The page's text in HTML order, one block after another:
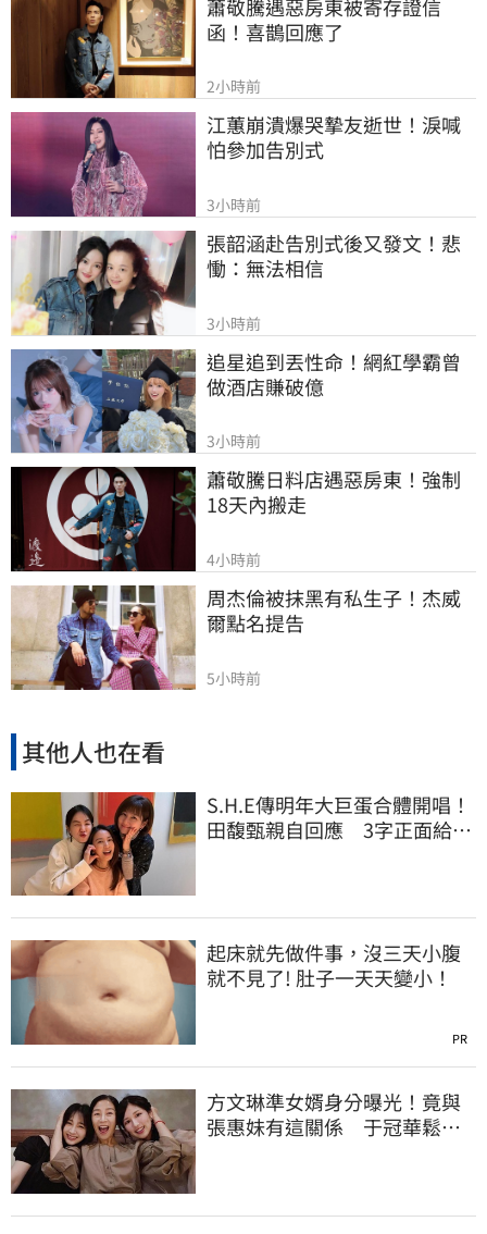
蕭敬騰遇惡房東被寄存證信
函！喜鵲回應了
2小時前
江蕙崩潰爆哭摯友逝世！淚喊
怕參加告別式
3小時前
張韶涵赴告別式後又發文！悲
慟：無法相信
3小時前
追星追到丟性命！網紅學霸曾
做酒店賺破億
3小時前
蕭敬騰日料店遇惡房東！強制
18天內搬走
4小時前
周杰倫被抹黑有私生子！杰威
爾點名提告
5小時前
其他人也在看
S.H.E傳明年大巨蛋合體開唱！
田馥甄親自回應 3字正面給答
起床就先做件事，沒三天小腹
就不見了! 肚子一天天變小！
PR
方文琳準女婿身分曝光！竟與
張惠妹有這關係 于冠華鬆口